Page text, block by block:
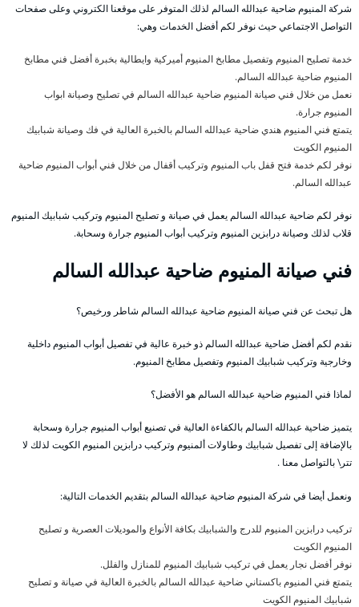
شركة المنيوم ضاحية عبدالله السالم لذلك المتوفر على موقعنا الكتروني وعلى صفحات
التواصل الاجتماعي حيث نوفر لكم أفضل الخدمات وهي:
خدمة تصليح المنيوم وتفصيل مطابخ المنيوم أميركية وايطالية بخبرة أفضل فني مطابخ
المنيوم ضاحية عبدالله السالم.
نعمل من خلال فني صيانة المنيوم ضاحية عبدالله السالم في تصليح وصيانة ابواب
المنيوم جرارة.
يتمتع فني المنيوم هندي ضاحية عبدالله السالم بالخبرة العالية في فك وصيانة شبابيك
المنيوم الكويت
نوفر لكم خدمة فتح قفل باب المنيوم وتركيب أقفال من خلال فني أبواب المنيوم ضاحية
عبدالله السالم.
نوفر لكم ضاحية عبدالله السالم يعمل في صيانة و تصليح المنيوم وتركيب شبابيك المنيوم
قلاب لذلك وصيانة درابزين المنيوم وتركيب أبواب المنيوم جرارة وسحابة.
فني صيانة المنيوم ضاحية عبدالله السالم
هل تبحث عن فني صيانة المنيوم ضاحية عبدالله السالم شاطر ورخيص؟
نقدم لكم أفضل ضاحية عبدالله السالم ذو خبرة عالية في تفصيل أبواب المنيوم داخلية
وخارجية وتركيب شبابيك المنيوم وتفصيل مطابخ المنيوم.
لماذا فني المنيوم ضاحية عبدالله السالم هو الأفضل؟
يتميز ضاحية عبدالله السالم بالكفاءة العالية في تصنيع أبواب المنيوم جرارة وسحابة
بالإضافة إلى تفصيل شبابيك وطاولات ألمنيوم وتركيب درابزين المنيوم الكويت لذلك لا
تتر\ بالتواصل معنا .
ونعمل أيضا في شركة المنيوم ضاحية عبدالله السالم بتقديم الخدمات التالية:
تركيب درابزين المنيوم للدرج والشبابيك بكافة الأنواع والموديلات العصرية و تصليح
المنيوم الكويت
نوفر أفضل نجار يعمل في تركيب شبابيك المنيوم للمنازل والفلل.
يتمتع فني المنيوم باكستاني ضاحية عبدالله السالم بالخبرة العالية في صيانة و تصليح
شبابيك المنيوم الكويت